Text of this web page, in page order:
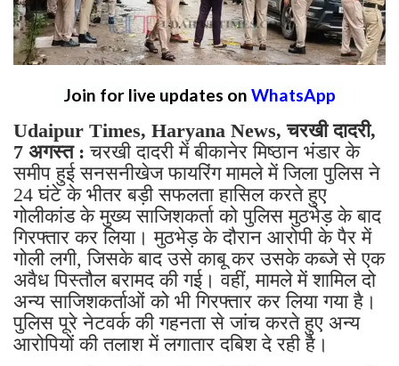
Join for live updates on WhatsApp
Udaipur Times, Haryana News, चरखी दादरी,
7 अगस्त :चरखी दादरी में बीकानेर मिष्ठान भंडार के
समीप हुई सनसनीखेज फायरिंग मामले में जिला पुलिस ने
24 घंटे के भीतर बड़ी सफलता हासिल करते हुए
गोलीकांड के मुख्य साजिशकर्ता को पुलिस मुठभेड़ के बाद
गिरफ्तार कर लिया। मुठभेड़ के दौरान आरोपी के पैर में
गोली लगी, जिसके बाद उसे काबू कर उसके कब्जे से एक
अवैध पिस्तौल बरामद की गई। वहीं, मामले में शामिल दो
अन्य साजिशकर्ताओं को भी गिरफ्तार कर लिया गया है।
पुलिस पूरे नेटवर्क की गहनता से जांच करते हुए अन्य
आरोपियों की तलाश में लगातार दबिश दे रही है।